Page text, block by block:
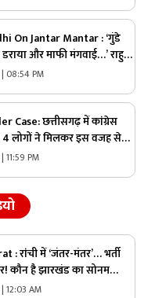
On Jantar Mantar : ‘गुंडे
और माफी मंगवाई…’ राहुल
छात्रों के साथ खोला मोर्चा
08:54 PM
Case: छत्तीसगढ़ में कांग्रेस
4 लोगों ने मिलकर इस वजह से
घाट, तीन भी थे वारदात में
11:59 PM
: रांची में ‘जंतर-मंतर’… भर्ती
कौन है झारखंड का सोनम
है देवेंद्र नाथ महतो ?
12:03 AM